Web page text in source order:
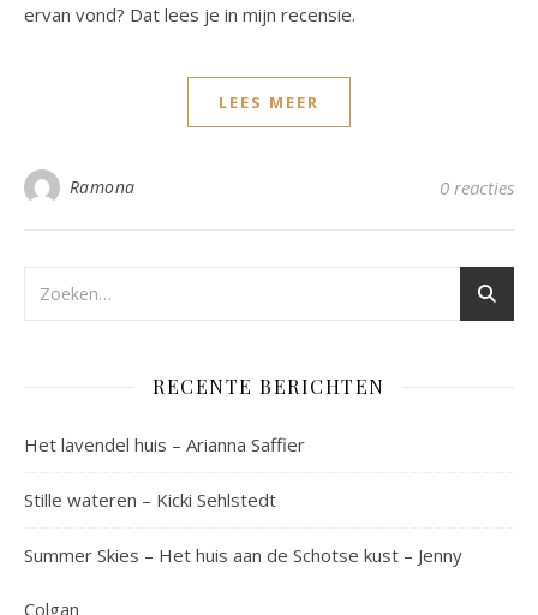
ervan vond? Dat lees je in mijn recensie.
LEES MEER
Ramona 0 reacties
RECENTE BERICHTEN
Het lavendel huis – Arianna Saffier
Stille wateren – Kicki Sehlstedt
Summer Skies – Het huis aan de Schotse kust – Jenny
Colgan